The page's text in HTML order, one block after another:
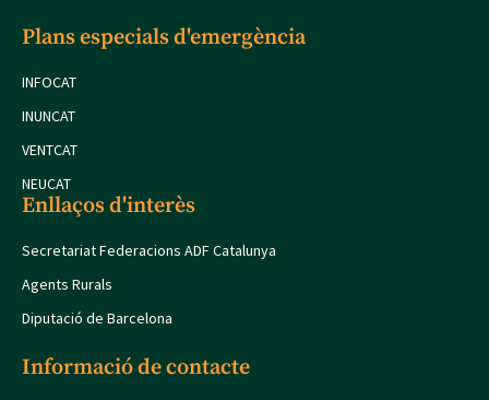
Plans especials d'emergència
INFOCAT
INUNCAT
VENTCAT
NEUCAT
Enllaços d'interès
Secretariat Federacions ADF Catalunya
Agents Rurals
Diputació de Barcelona
Informació de contacte